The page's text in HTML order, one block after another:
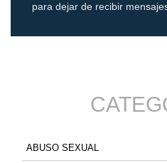
para dejar de recibir
ABUSO SEXUAL